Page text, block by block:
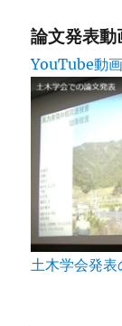
送
り
論文発表動
YouTube動画
土木学会発表